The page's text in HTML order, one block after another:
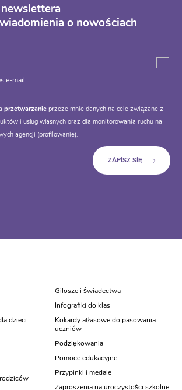
o nowościach
przetwarzanie przeze mnie danych na cele związane z
i usług własnych oraz dla monitorowania ruchu na
agencji (profilowanie).
dzieci
Gilosze i świadectwa
Infografiki do klas
Kokardy atłasowe do pasowania
uczniów
Podziękowania
Pomoce edukacyjne
Przypinki i medale
Zaproszenia na uroczystości szkolne